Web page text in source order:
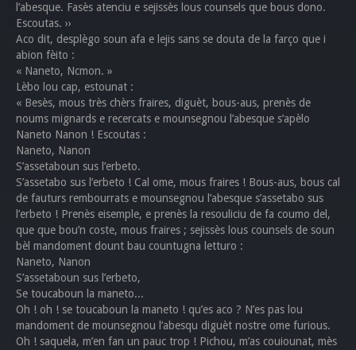
l’abesque. Fasès atenciu e sejissès lous counsels que bous dono.
Escoutas. ››
Aco dit, desplègo soun afa e lejis sans se douta de la farço que i
abion fèito :
« Naneto, Ncmon. »
Lèbo lou cap, estounat :
« Besès, mous très chèrs fraires, diguèt, bous-aus, prenès de
noums mignards e recercats e mounsegnou l’abesque s’apèlo
Naneto Nanon ! Escoutas :
Naneto, Nanon
S’assetaboun sus l’erbeto.
S’assetabo sus l’erbeto ! Cal ome, mous fraires ! Bous-aus, bous cal
de fauturs rembourrats e mounsegnou l’abesque s’assetabo sus
l’erbeto ! Prenès eisemple, e prenès la resouliciu de fa coumo del,
que que bou’n coste, mous fraires ; sejissès lous counsels de soun
bèl mandoment dount bau countugna letturo :
Naneto, Nanon
S’assetaboun sus l’erbeto,
Se toucaboun la maneto...
Oh ! oh ! se toucaboun la maneto ! qu’es aco ? N’es pas lou
mandoment de mounsegnou l’abesqu diguèt nostre ome furious.
Oh ! saquela, m’en fan un pauc trop ! Pichou, m’as couiounat, mès